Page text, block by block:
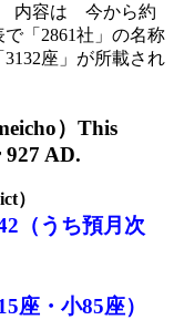
内容は 今から約
「2861社」の名称
座」が所載され
） This
927 AD.
）
（うち預月次
座・小85座）